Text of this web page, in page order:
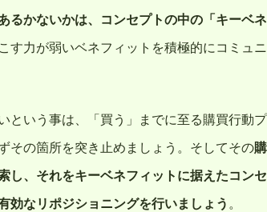
るかないかは、コンセプトの中の「キーベ
す力が弱いベネフィットを積極的にコミュ
という事は、「買う」までに至る購買行動
その箇所を突き止めましょう。そしてその
し、それをキーベネフィットに据えたコン
効なリポジショニングを行いましょう 。